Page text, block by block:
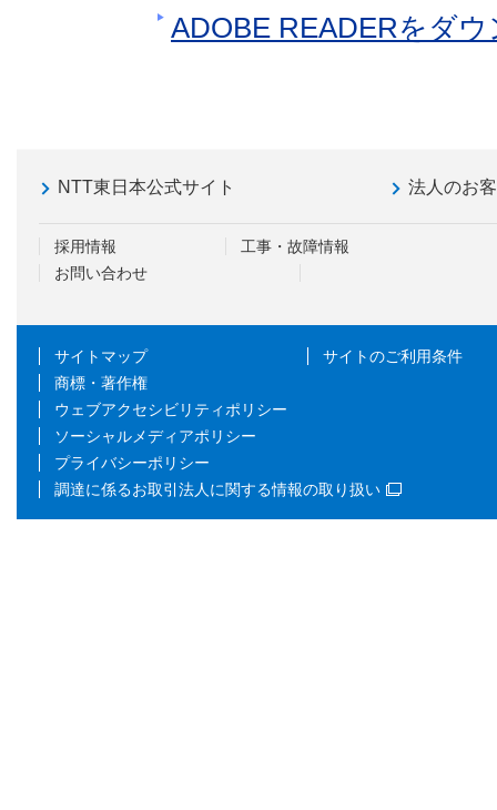
ADOBE READERをダ
NTT東日本公式サイト 法人のお
採用情報
工事・故障情報
お問い合わせ
サイトマップ
サイトのご利用条件
商標・著作権
ウェブアクセシビリティポリシー
ソーシャルメディアポリシー
プライバシーポリシー
調達に係るお取引法人に関する情報の取り扱い